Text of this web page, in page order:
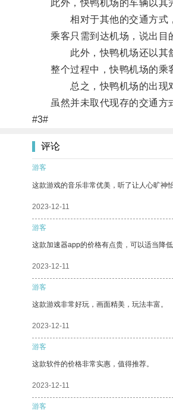
此外，快鸭机场的车辆以其完
相对于其他的交通方式，快
乘客只需到达机场，说出目的
此外，快鸭机场还以其舒
整个过程中，快鸭机场的乘客
总之，快鸭机场的出现对于
虽然并未取代现存的交通方式
#3#
评论
游客
这款游戏的音乐非常优美，听了让人心旷神怡
2023-12-11
游客
这款加速器app的价格有点贵，可以适当降
2023-12-11
游客
这款游戏非常好玩，画面精美，玩法丰富。
2023-12-11
游客
这款软件的价格非常实惠，值得推荐。
2023-12-11
游客